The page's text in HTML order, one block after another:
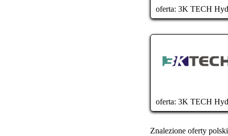
oferta: 3K TECH
oferta: 3K TECH
Znalezione oferty